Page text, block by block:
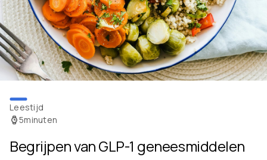
Leestijd
5minuten
Begrijpen van GLP-1 geneesmiddelen